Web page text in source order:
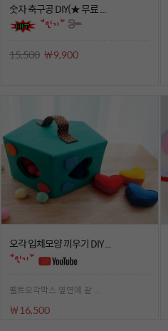
숫자 축구공 DIY(★ 무료 ...
15,500 ￦9,900
오각 입체모양 끼우기 DIY ...
펠트오각박스 옆면에 같 ...
￦16,500